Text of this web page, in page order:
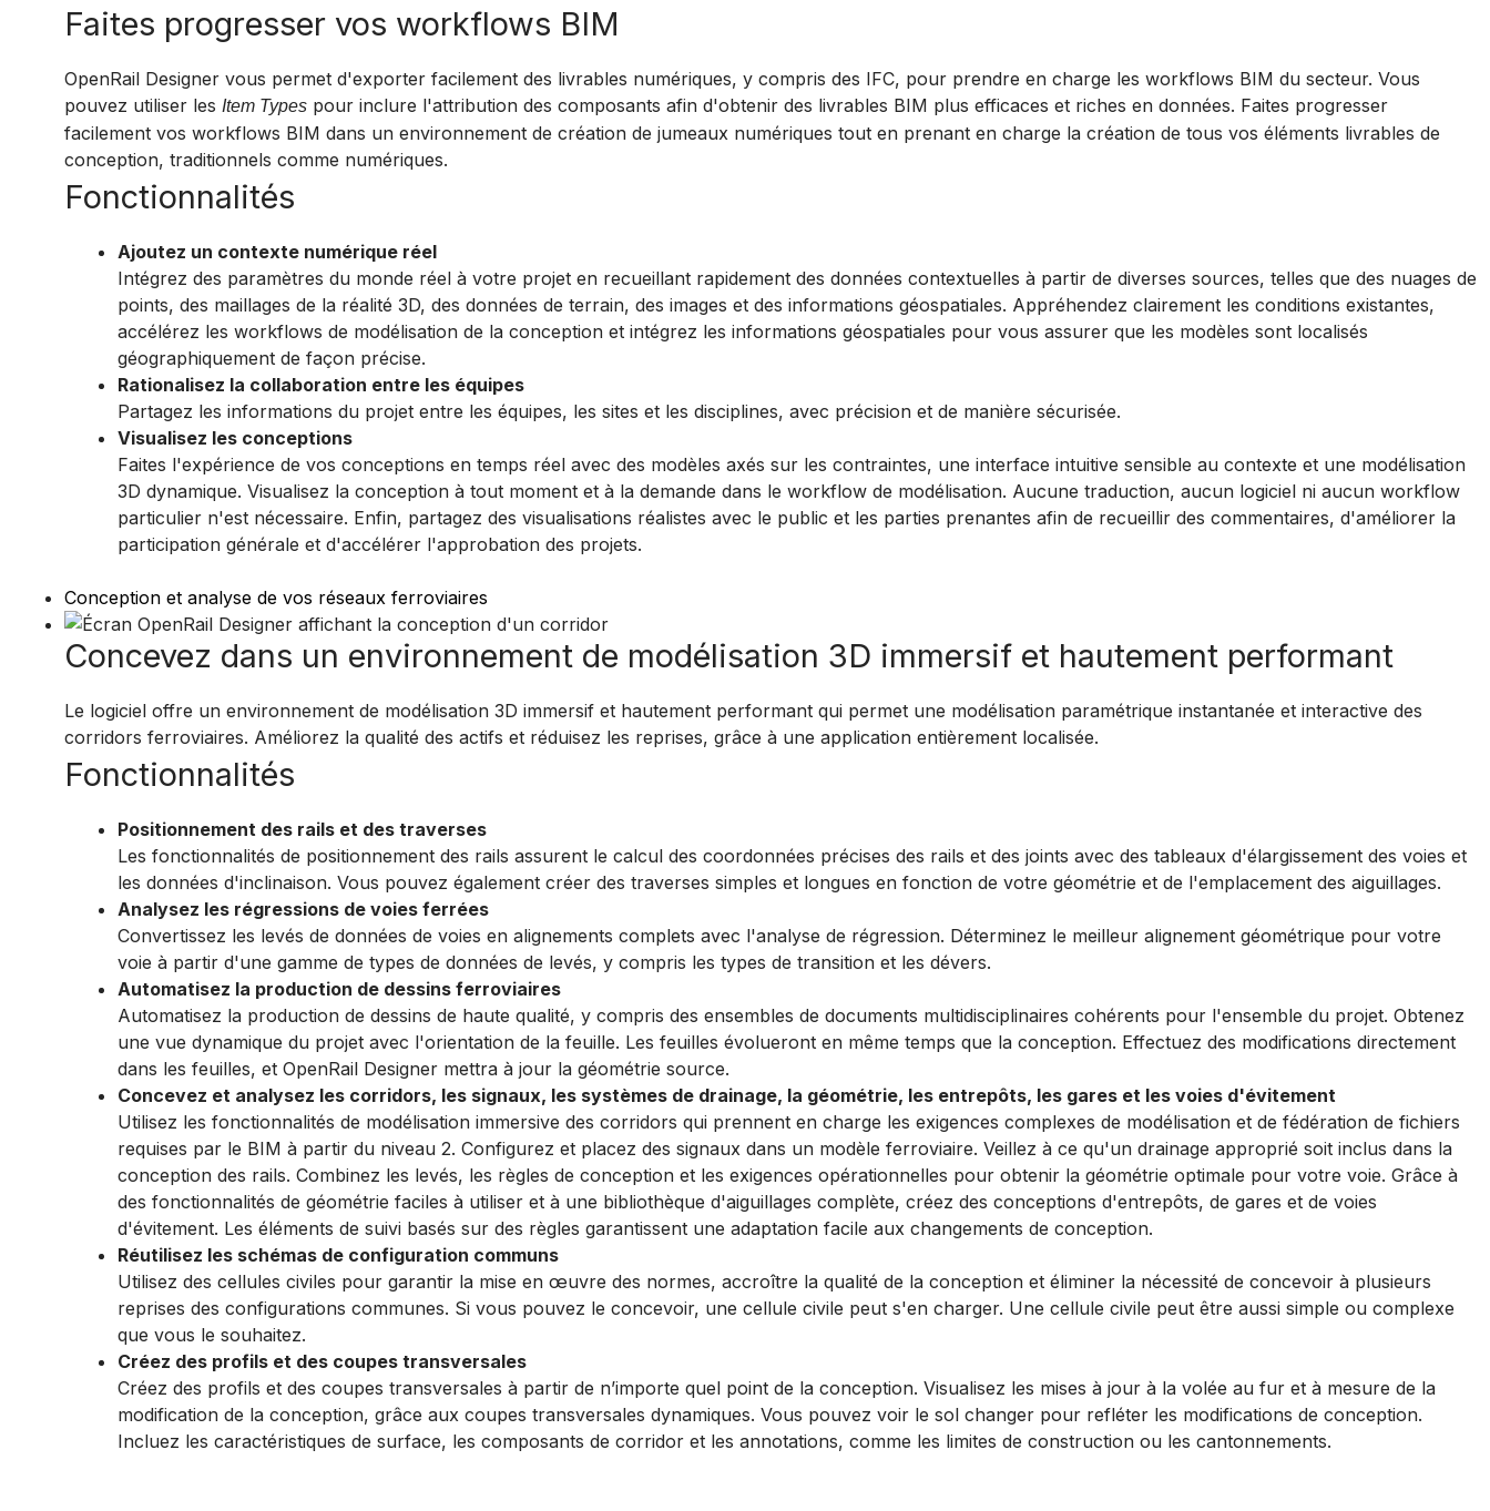
Faites progresser vos workflows BIM
OpenRail Designer vous permet d'exporter facilement des livrables numériques, y compris des IFC, pour prendre en charge les workflows BIM du secteur. Vous
pouvez utiliser les Item Types pour inclure l'attribution des composants afin d'obtenir des livrables BIM plus efficaces et riches en données. Faites progresser
facilement vos workflows BIM dans un environnement de création de jumeaux numériques tout en prenant en charge la création de tous vos éléments livrables de
conception, traditionnels comme numériques.
Fonctionnalités
Ajoutez un contexte numérique réel
Intégrez des paramètres du monde réel à votre projet en recueillant rapidement des données contextuelles à partir de diverses sources, telles que des nuages de
points, des maillages de la réalité 3D, des données de terrain, des images et des informations géospatiales. Appréhendez clairement les conditions existantes,
accélérez les workflows de modélisation de la conception et intégrez les informations géospatiales pour vous assurer que les modèles sont localisés
géographiquement de façon précise.
Rationalisez la collaboration entre les équipes
Partagez les informations du projet entre les équipes, les sites et les disciplines, avec précision et de manière sécurisée.
Visualisez les conceptions
Faites l'expérience de vos conceptions en temps réel avec des modèles axés sur les contraintes, une interface intuitive sensible au contexte et une modélisation
3D dynamique. Visualisez la conception à tout moment et à la demande dans le workflow de modélisation. Aucune traduction, aucun logiciel ni aucun workflow
particulier n'est nécessaire. Enfin, partagez des visualisations réalistes avec le public et les parties prenantes afin de recueillir des commentaires, d'améliorer la
participation générale et d'accélérer l'approbation des projets.
Conception et analyse de vos réseaux ferroviaires
Concevez dans un environnement de modélisation 3D immersif et hautement performant
Le logiciel offre un environnement de modélisation 3D immersif et hautement performant qui permet une modélisation paramétrique instantanée et interactive des
corridors ferroviaires. Améliorez la qualité des actifs et réduisez les reprises, grâce à une application entièrement localisée.
Fonctionnalités
Positionnement des rails et des traverses
Les fonctionnalités de positionnement des rails assurent le calcul des coordonnées précises des rails et des joints avec des tableaux d'élargissement des voies et
les données d'inclinaison. Vous pouvez également créer des traverses simples et longues en fonction de votre géométrie et de l'emplacement des aiguillages.
Analysez les régressions de voies ferrées
Convertissez les levés de données de voies en alignements complets avec l'analyse de régression. Déterminez le meilleur alignement géométrique pour votre
voie à partir d'une gamme de types de données de levés, y compris les types de transition et les dévers.
Automatisez la production de dessins ferroviaires
Automatisez la production de dessins de haute qualité, y compris des ensembles de documents multidisciplinaires cohérents pour l'ensemble du projet. Obtenez
une vue dynamique du projet avec l'orientation de la feuille. Les feuilles évolueront en même temps que la conception. Effectuez des modifications directement
dans les feuilles, et OpenRail Designer mettra à jour la géométrie source.
Concevez et analysez les corridors, les signaux, les systèmes de drainage, la géométrie, les entrepôts, les gares et les voies d'évitement
Utilisez les fonctionnalités de modélisation immersive des corridors qui prennent en charge les exigences complexes de modélisation et de fédération de fichiers
requises par le BIM à partir du niveau 2. Configurez et placez des signaux dans un modèle ferroviaire. Veillez à ce qu'un drainage approprié soit inclus dans la
conception des rails. ​Combinez les levés, les règles de conception et les exigences opérationnelles pour obtenir la géométrie optimale pour votre voie. Grâce à
des fonctionnalités de géométrie faciles à utiliser et à une bibliothèque d'aiguillages complète, créez des conceptions d'entrepôts, de gares et de voies
d'évitement. Les éléments de suivi basés sur des règles garantissent une adaptation facile aux changements de conception.
Réutilisez les schémas de configuration communs
Utilisez des cellules civiles pour garantir la mise en œuvre des normes, accroître la qualité de la conception et éliminer la nécessité de concevoir à plusieurs
reprises des configurations communes. Si vous pouvez le concevoir, une cellule civile peut s'en charger. Une cellule civile peut être aussi simple ou complexe
que vous le souhaitez.
Créez des profils et des coupes transversales
​Créez des profils et des coupes transversales à partir de n’importe quel point de la conception. Visualisez les mises à jour à la volée au fur et à mesure de la
modification de la conception, grâce aux coupes transversales dynamiques. Vous pouvez voir le sol changer pour refléter les modifications de conception.
Incluez les caractéristiques de surface, les composants de corridor et les annotations, comme les limites de construction ou les cantonnements.